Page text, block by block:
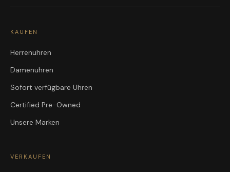
KAUFEN
Herrenuhren
Damenuhren
Sofort verfügbare Uhren
Certified Pre-Owned
Unsere Marken
VERKAUFEN